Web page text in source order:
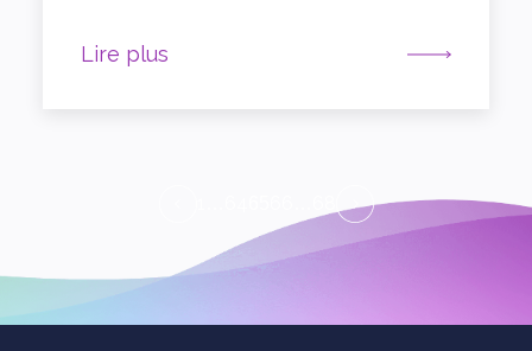
Lire plus